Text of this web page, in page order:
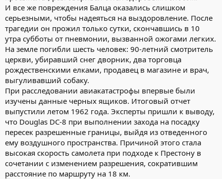
И все же повреждения Балца оказались слишком
серьезными, чтобы надеяться на выздоровление. После
трагедии он прожил только сутки, скончавшись в 10
утра субботы от пневмонии, вызванной ожогами легких.
На земле погибли шесть человек: 90-летний смотритель
церкви, убиравший снег дворник, два торговца
рождественскими елками, продавец в магазине и врач,
выгуливавший собаку.
При расследовании авиакатастрофы впервые были
изучены данные черных ящиков. Итоговый отчет
выпустили летом 1962 года. Эксперты пришли к выводу,
что Douglas DC-8 при выполнении захода на посадку
пересек разрешенные границы, выйдя из отведенного
ему воздушного пространства. Причиной этого стала
высокая скорость самолета при подходе к Престону в
сочетании с изменением разрешения, сократившим
расстояние по маршруту на 18 км.